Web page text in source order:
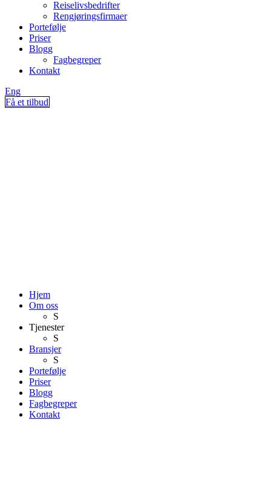
Reiselivsbedrifter
Rengjøringsfirmaer
Portefølje
Priser
Blogg
Fagbegreper
Kontakt
Eng
Få et tilbud
Hjem
Om oss
S
Tjenester
S
Bransjer
S
Portefølje
Priser
Blogg
Fagbegreper
Kontakt